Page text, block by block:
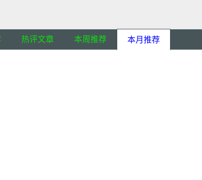
络，如有侵犯您的权益，请联系站长删除！
明外，皆为本人原创，转载请注明出处，谢谢合作！
热评文章 本周推荐 本月推荐